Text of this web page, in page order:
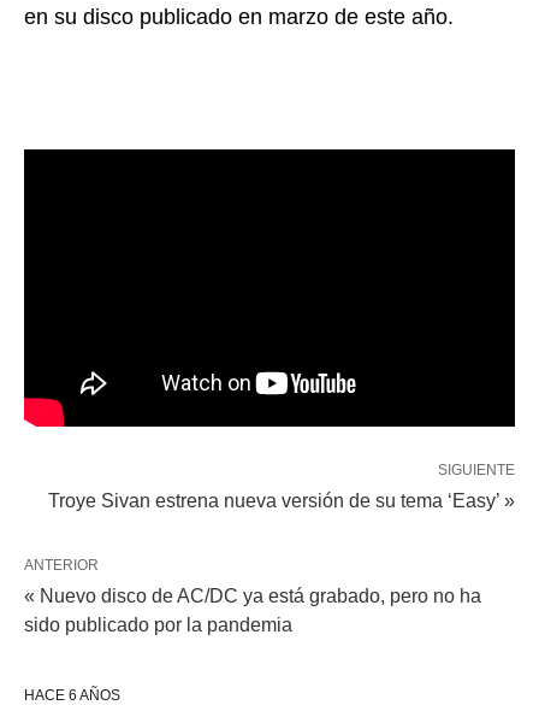
en su disco publicado en marzo de este año.
SIGUIENTE
Troye Sivan estrena nueva versión de su tema ‘Easy’ »
ANTERIOR
« Nuevo disco de AC/DC ya está grabado, pero no ha
sido publicado por la pandemia
HACE 6 AÑOS